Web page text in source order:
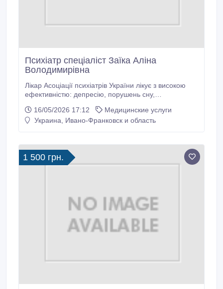
Психіатр спеціаліст Заїка Аліна
Володимирівна
Лікар Асоціації психіатрів України лікує з високою
ефективністю: депресію, порушень сну,
напади, страхи, стрес та розлади складних життєвих
обставин (конфлікти в сім'ї, на роботі, тяжка
поведінки, панічні розлади, головний біль різного
генезу, психічні розлади, конфліктність,
невпевненість у собі, синдром хронічної втоми,
16/05/2026 17:12
Медицинские услуги
Украина, Ивано-Франковск и область
1 500 грн.